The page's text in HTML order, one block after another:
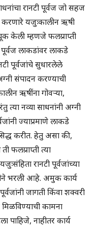
रानटी पूर्वज जो सहज
करणारे यजुःकालीन ऋषी
केली म्हणजे फलप्राप्ती
लाकडांवर लाकडे
पूर्वजांचे सुधारलेले
संपादन करण्याची
ऋषींना गोवऱ्या,
नव्या साधनांनी अग्नी
ज्याप्रमाणे लाकडे
करीत. हेतु असा की,
फलप्राप्ती त्या
रानटी पूर्वजांच्या
भरली आहे. अमुक कार्य
जागती किंवा शक्वरी
कामना
पाहिजे, नाहीतर कार्य